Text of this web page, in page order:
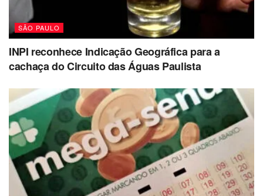
SÃO PAULO
INPI reconhece Indicação Geográfica para a
cachaça do Circuito das Águas Paulista